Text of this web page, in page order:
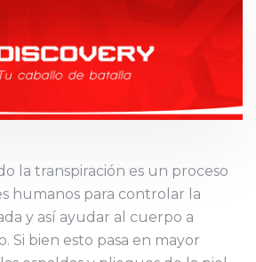
la transpiración es un proceso
humanos para controlar la
y así ayudar al cuerpo a
Si bien esto pasa en mayor